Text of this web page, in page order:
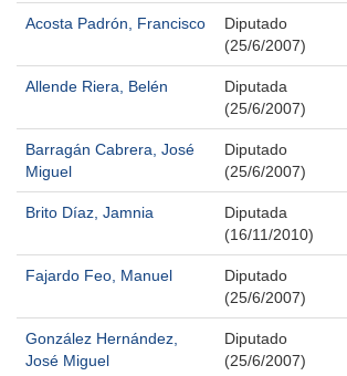
Acosta Padrón, Francisco
Diputado
(25/6/2007)
Allende Riera, Belén
Diputada
(25/6/2007)
Barragán Cabrera, José
Miguel
Diputado
(25/6/2007)
Brito Díaz, Jamnia
Diputada
(16/11/2010)
Fajardo Feo, Manuel
Diputado
(25/6/2007)
González Hernández,
José Miguel
Diputado
(25/6/2007)